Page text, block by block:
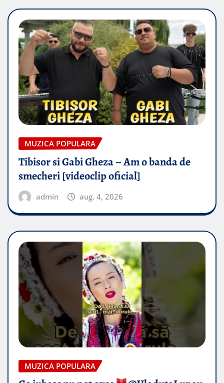
MUZICA POPULARA
Tibisor si Gabi Gheza – Am o banda de
smecheri [videoclip oficial]
admin aug. 4, 2026
MUZICA POPULARA